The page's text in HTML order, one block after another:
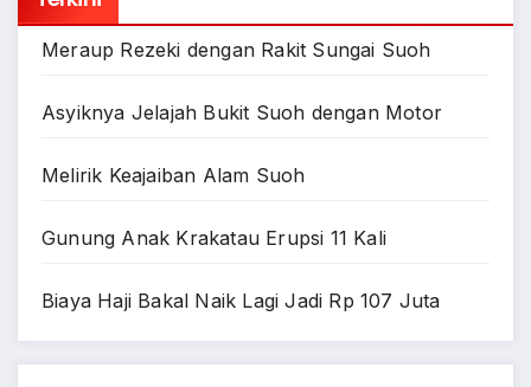
Meraup Rezeki dengan Rakit Sungai Suoh
Asyiknya Jelajah Bukit Suoh dengan Motor
Melirik Keajaiban Alam Suoh
Gunung Anak Krakatau Erupsi 11 Kali
Biaya Haji Bakal Naik Lagi Jadi Rp 107 Juta